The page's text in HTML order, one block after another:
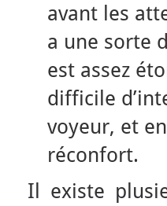
avant les
a une sorte
est assez
difficile
voyeur, et
réconfort.
Il existe